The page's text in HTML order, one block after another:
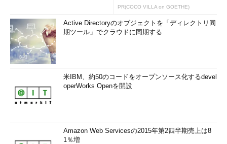
PR(COCO VILLA on GOETHE)
Active Directoryのオブジェクトを「ディレクトリ同
期ツール」でクラウドに同期する
米IBM、約50のコードをオープンソース化するdevel
operWorks Openを開設
Amazon Web Servicesの2015年第2四半期売上は8
1％増